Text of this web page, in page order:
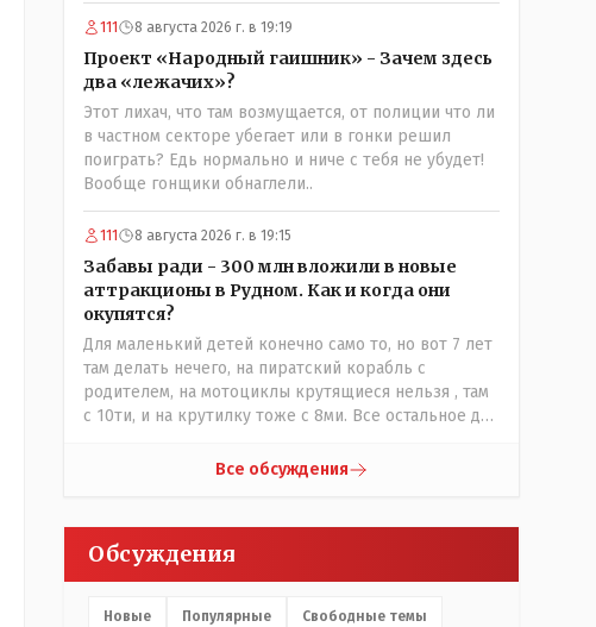
111 8 августа 2026 г. в 19:19
Проект «Народный гаишник» - Зачем здесь
два «лежачих»?
Этот лихач, что там возмущается, от полиции что ли
в частном секторе убегает или в гонки решил
поиграть? Едь нормально и ниче с тебя не убудет!
Вообще гонщики обнаглели..
111 8 августа 2026 г. в 19:15
Забавы ради - 300 млн вложили в новые
аттракционы в Рудном. Как и когда они
окупятся?
Для маленький детей конечно само то, но вот 7 лет
там делать нечего, на пиратский корабль с
родителем, на мотоциклы крутящиеся нельзя , там
с 10ти, и на крутилку тоже с 8ми. Все остальное для
комфортно, тени нет от слова вообще, но вечером
Все обсуждения
Обсуждения
Новые Популярные Свободные темы